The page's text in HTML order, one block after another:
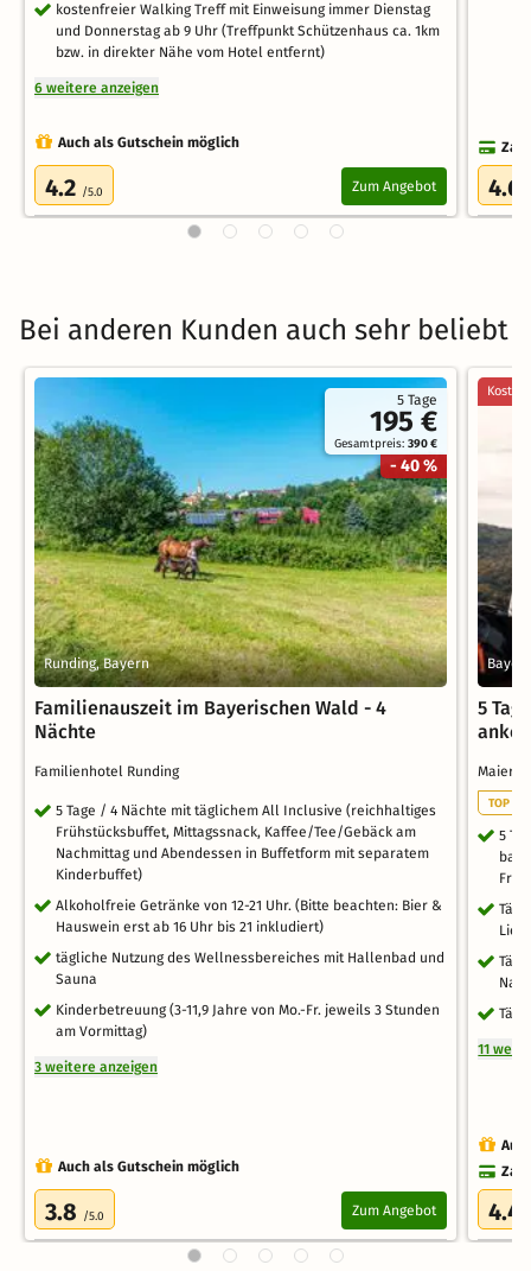
kostenfreier Walking Treff mit Einweisung immer Dienstag
und Donnerstag ab 9 Uhr (Treffpunkt Schützenhaus ca. 1km
bzw. in direkter Nähe vom Hotel entfernt)
6 weitere anzeigen
Auch als Gutschein möglich
4.2 /5.0 Zum Angebot 4.6
Bei anderen Kunden auch sehr beliebt
5 Tage
195 €
Gesamtpreis:390 €
- 40 %
Runding, Bayern
Familienauszeit im Bayerischen Wald - 4
Nächte
Familienhotel Runding
5 Tage / 4 Nächte mit täglichem All Inclusive (reichhaltiges
Frühstücksbuffet, Mittagssnack, Kaffee/Tee/Gebäck am
Nachmittag und Abendessen in Buffetform mit separatem
Kinderbuffet)
Alkoholfreie Getränke von 12-21 Uhr. (Bitte beachten: Bier &
Hauswein erst ab 16 Uhr bis 21 inkludiert)
tägliche Nutzung des Wellnessbereiches mit Hallenbad und
Sauna
Kinderbetreuung (3-11,9 Jahre von Mo.-Fr. jeweils 3 Stunden
am Vormittag)
3 weitere anzeigen
Auch als Gutschein möglich
3.8 /5.0 Zum Angebot
5
TOP
5
11
4.4